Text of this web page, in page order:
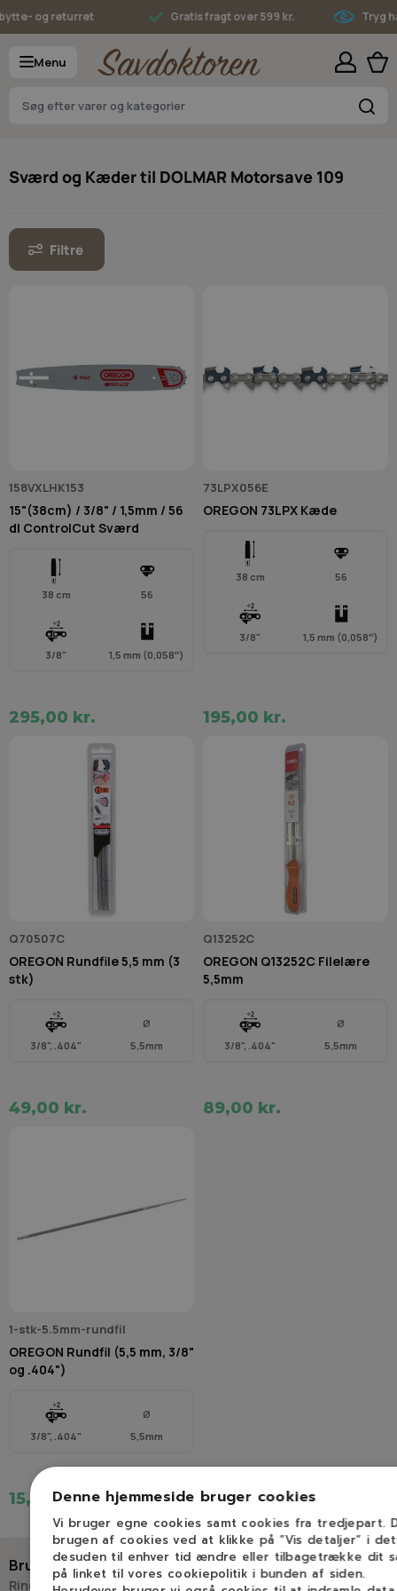
Skip to Content
og returret Gratis fragt over 599 kr. Tryg
Menu
Sværd og Kæder til DOLMAR Motorsave 109
Filtre
158VXLHK153
15"(38cm) / 3/8" / 1,5mm / 56
dl ControlCut Sværd
38 cm 56
3/8" 1,5 mm (0,058″)
295,00 kr.
73LPX056E
OREGON 73LPX Kæde
38 cm 56
3/8" 1,5 mm (0,058″)
195,00 kr.
Q70507C
OREGON Rundfile 5,5 mm (3
stk)
3/8", .404"
Ø
5,5mm
49,00 kr.
Q13252C
OREGON Q13252C Filelære
5,5mm
3/8", .404"
Ø
5,5mm
89,00 kr.
1-stk-5.5mm-rundfil
OREGON Rundfil (5,5 mm, 3/8"
og .404")
3/8", .404"
Ø
5,5mm
15,00 kr.
Brug for hjælp?
Ring eller skriv til Savdoktoren
Denne hjemmeside bruger cookies
Vi bruger egne cookies samt cookies fra tredjepart.
brugen af cookies ved at klikke på ”Vis detaljer” i
desuden til enhver tid ændre eller tilbagetrække dit
på linket til vores cookiepolitik i bunden af siden.